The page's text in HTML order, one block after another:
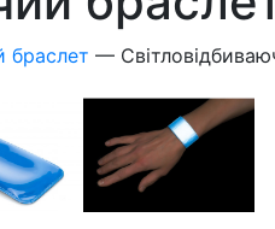
браслет —